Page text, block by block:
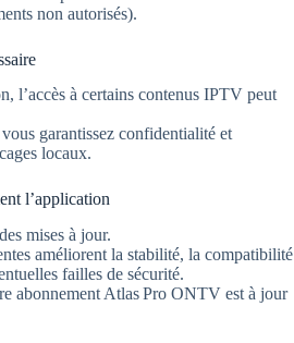
non autorisés).
l’accès à certains contenus IPTV peut
vous garantissez confidentialité et
locaux.
l’application
mises à jour.
améliorent la stabilité, la compatibilité
failles de sécurité.
abonnement Atlas Pro ONTV est à jour